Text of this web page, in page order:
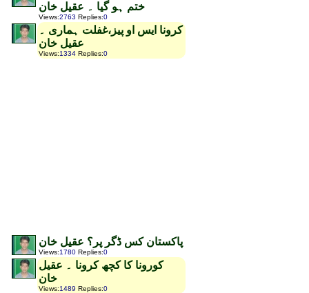
ختم ہو گیا ۔ عقیل خان
Views:2763 Replies:0
کرونا ایس او پیز،غفلت ہماری ۔
عقیل خان
Views:1334 Replies:0
پاکستان کس ڈگر پر؟ عقیل خان
Views:1780 Replies:0
کورونا کا کچھ کرونا ۔ عقیل
خان
Views:1489 Replies:0